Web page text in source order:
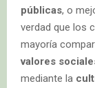
públicas, o
verdad que los
mayoría
valores
mediante la